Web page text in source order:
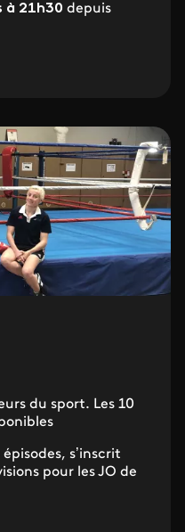
à 21h30 depuis
du sport. Les 10
s’inscrit
pour les JO de